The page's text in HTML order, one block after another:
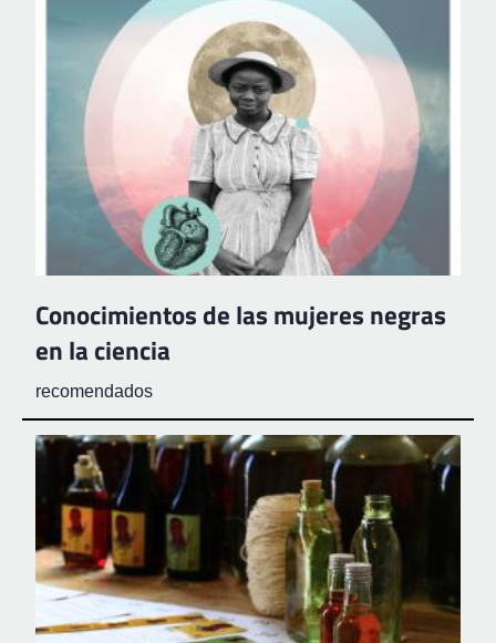
Conocimientos de las mujeres negras
en la ciencia
recomendados